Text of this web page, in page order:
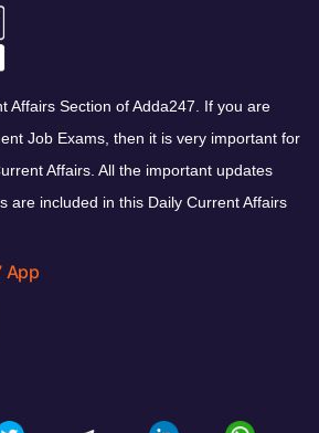
Affairs Section of Adda247. If you are
Job Exams, then it is very important for
Affairs. All the important updates
are included in this Daily Current Affairs
App